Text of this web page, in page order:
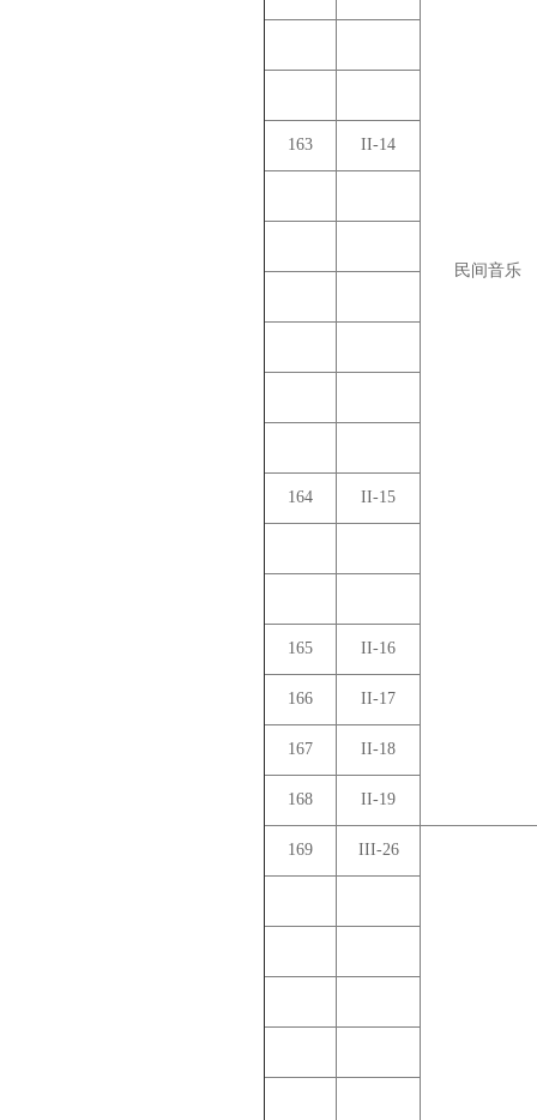
民间音乐
163 II-14
164 II-15
165 II-16
166 II-17
167 II-18
168 II-19
169 III-26